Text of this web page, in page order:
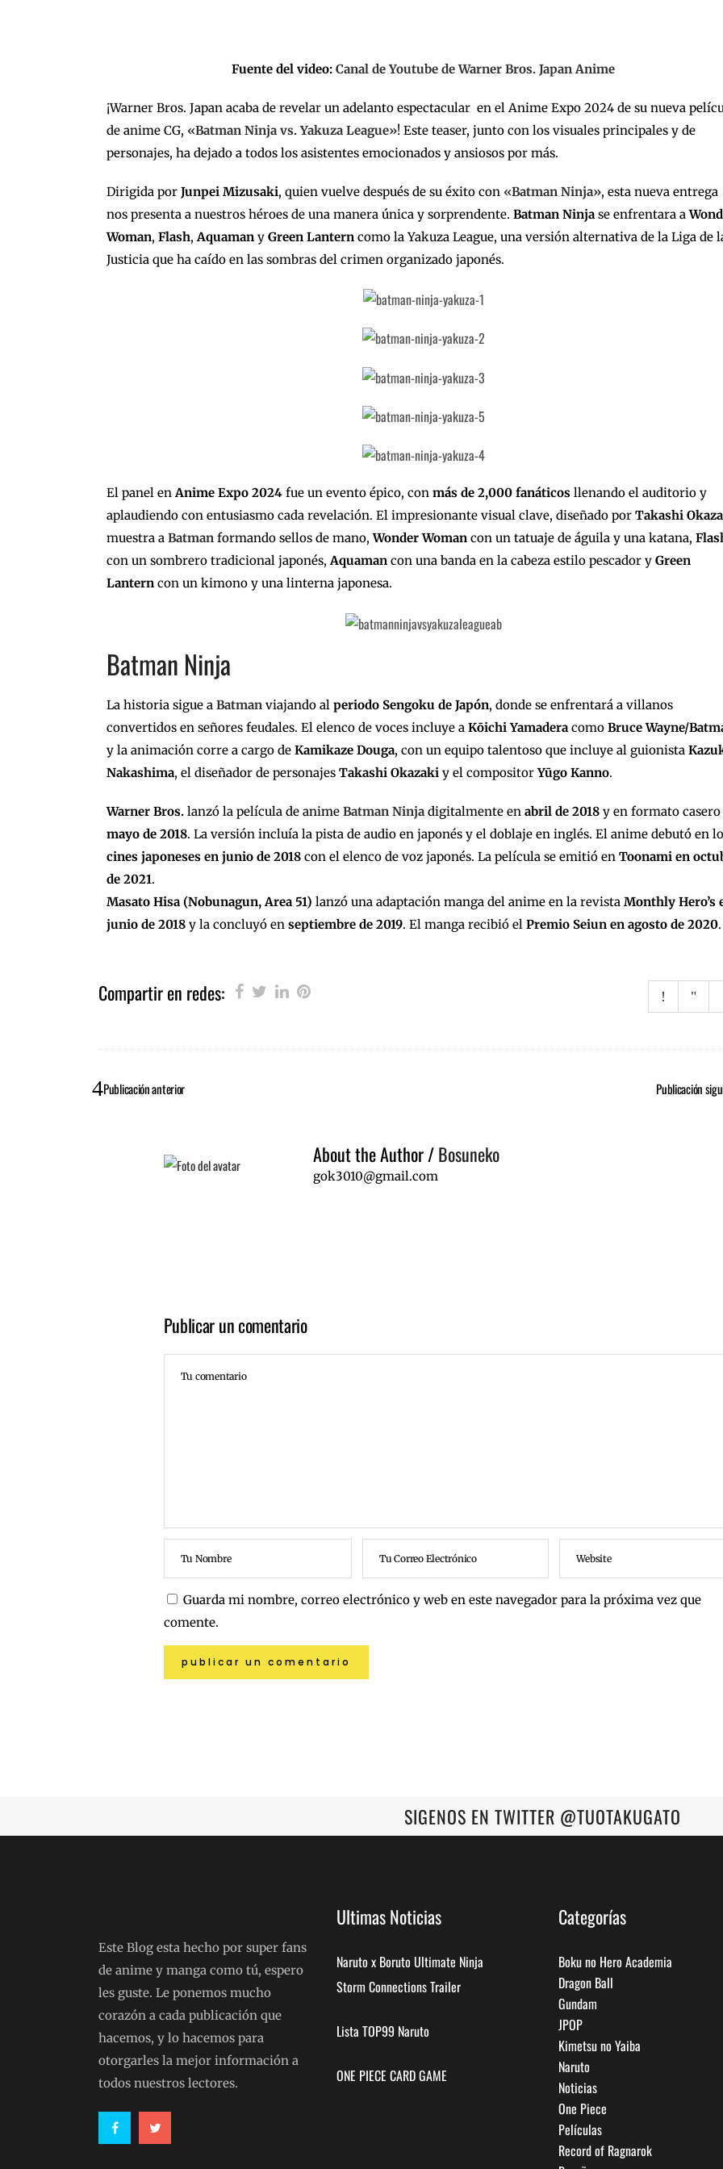
Fuente del video: Canal de Youtube de Warner Bros. Japan Anime
¡Warner Bros. Japan acaba de revelar un adelanto espectacular en el Anime Expo 2024 de su nueva
de anime CG, «Batman Ninja vs. Yakuza League»! Este teaser, junto con los visuales principales y de
personajes, ha dejado a todos los asistentes emocionados y ansiosos por más.
Dirigida por Junpei Mizusaki, quien vuelve después de su éxito con «Batman Ninja», esta nueva entrega
nos presenta a nuestros héroes de una manera única y sorprendente. Batman Ninja se enfrentara a
Woman, Flash, Aquaman y Green Lantern como la Yakuza League, una versión alternativa de la Liga de
Justicia que ha caído en las sombras del crimen organizado japonés.
El panel enAnime Expo 2024 fue un evento épico, con más de 2,000 fanáticos llenando el auditorio y
aplaudiendo con entusiasmo cada revelación. El impresionante visual clave, diseñado por Takashi
muestra a Batman formando sellos de mano,Wonder Woman con un tatuaje de águila y una katana,
con un sombrero tradicional japonés,Aquaman con una banda en la cabeza estilo pescador y Green
Lantern con un kimono y una linterna japonesa.
Batman Ninja
La historia sigue a Batman viajando al periodo Sengoku de Japón, donde se enfrentará a villanos
convertidos en señores feudales. El elenco de voces incluye a Kōichi Yamadera como Bruce Wayne/
y la animación corre a cargo de Kamikaze Douga, con un equipo talentoso que incluye al guionista
Nakashima, el diseñador de personajes Takashi Okazaki y el compositorYūgo Kanno.
Warner Bros. lanzó la película de anime Batman Ninja digitalmente en abril de 2018 y en formato casero
mayo de 2018. La versión incluía la pista de audio en japonés y el doblaje en inglés. El anime debutó en
cines japoneses en junio de 2018 con el elenco de voz japonés. La película se emitió en Toonami en
de 2021.
Masato Hisa (Nobunagun, Area 51) lanzó una adaptación manga del anime en la revista Monthly Hero’s
junio de 2018 y la concluyó en septiembre de 2019. El manga recibió el Premio Seiun en agosto de 2020.
Compartir en redes:
Publicación anterior Publicación
About the Author/Bosuneko
gok3010@gmail.com
Publicar un comentario
Guarda mi nombre, correo electrónico y web en este navegador para la próxima vez que
comente.
SIGENOS EN TWITTER @TUOTAKUGATO
Este Blog esta hecho por super fans
de anime y manga como tú, espero
les guste. Le ponemos mucho
corazón a cada publicación que
hacemos, y lo hacemos para
otorgarles la mejor información a
todos nuestros lectores.
Ultimas Noticias
Naruto x Boruto Ultimate Ninja
Storm Connections Trailer
Lista TOP99 Naruto
ONE PIECE CARD GAME
Categorías
Boku no Hero Academia
Dragon Ball
Gundam
JPOP
Kimetsu no Yaiba
Naruto
Noticias
One Piece
Películas
Record of Ragnarok